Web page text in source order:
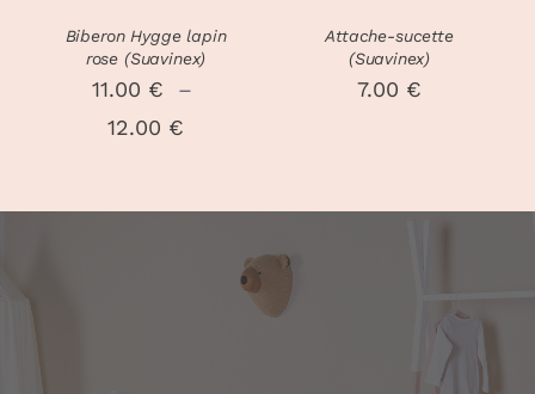
PEUVENT
ÊTRE
LA
PRODUIT
Biberon Hygge lapin
rose (Suavinex)
11.00 €
–
12.00 €Plage
Attache-sucette
(Suavinex)
7.00 €